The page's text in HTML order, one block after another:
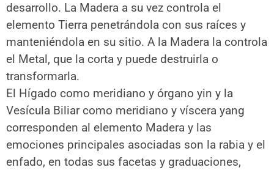
desarrollo. La Madera a su vez controla el
elemento Tierra penetrándola con sus raíces y
manteniéndola en su sitio. A la Madera la controla
el Metal, que la corta y puede destruirla o
transformarla.
El Hígado como meridiano y órgano yin y la
Vesícula Biliar como meridiano y víscera yang
corresponden al elemento Madera y las
emociones principales asociadas son la rabia y el
enfado, en todas sus facetas y graduaciones,